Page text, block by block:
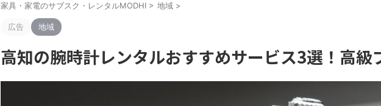
家具・家電のサブスク・レンタルMODHI > 地域 >
広告 地域
高知の腕時計レンタルおすすめサービス3選！高級